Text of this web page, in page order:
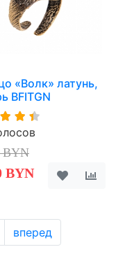
«Волк» латунь,
BFITGN
BYN
BYN
вперед